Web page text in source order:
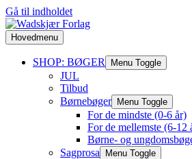
Gå til indholdet
Hovedmenu
SHOP: BØGER Menu Toggle
JUL
Tilbud
Børnebøger
Menu Toggle
For de mindste (0-6 år)
For de mellemste (6-12
Børne- og
Sagprosa
Menu Toggle